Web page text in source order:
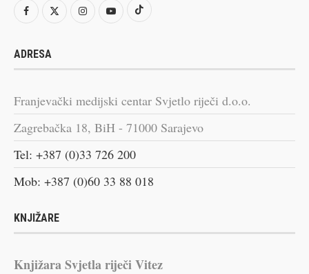
ADRESA
Franjevački medijski centar Svjetlo riječi d.o.o.
Zagrebačka 18, BiH - 71000 Sarajevo
Tel: +387 (0)33 726 200
Mob: +387 (0)60 33 88 018
KNJIŽARE
Knjižara Svjetla riječi Vitez